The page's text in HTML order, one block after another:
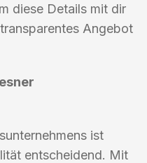
diese Details mit dir
Angebot
ist
entscheidend. Mit